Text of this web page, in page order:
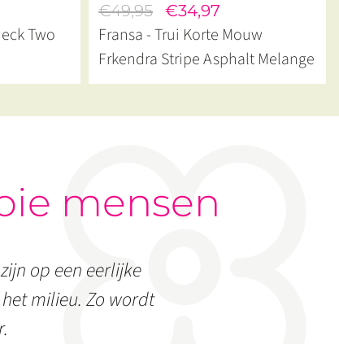
Two
€49,95 €34,97
Fransa - Trui Korte Mouw
Frkendra Stripe Asphalt Melange
mensen
op een eerlijke
milieu. Zo wordt